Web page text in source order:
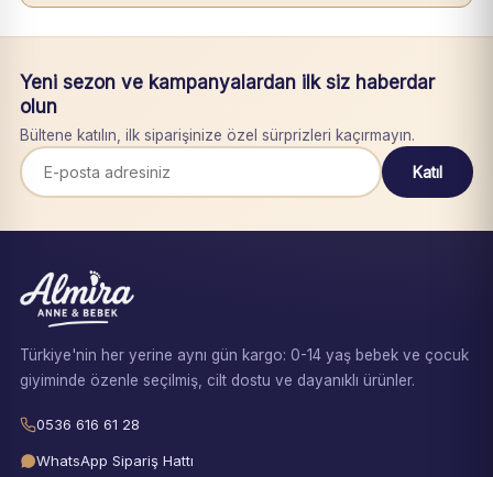
Yeni sezon ve kampanyalardan ilk siz haberdar
olun
Bültene katılın, ilk siparişinize özel sürprizleri kaçırmayın.
Katıl
Türkiye'nin her yerine aynı gün kargo: 0-14 yaş bebek ve çocuk
giyiminde özenle seçilmiş, cilt dostu ve dayanıklı ürünler.
0536 616 61 28
WhatsApp Sipariş Hattı